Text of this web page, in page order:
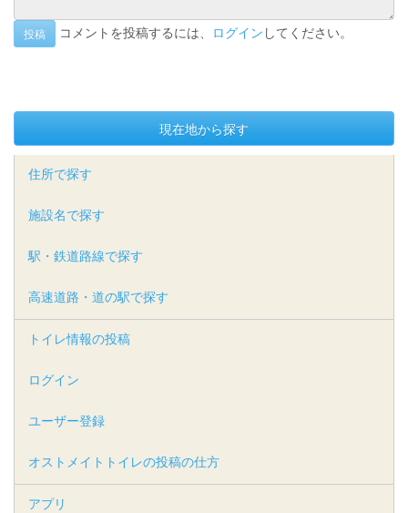
投稿 コメントを投稿するには、 ログイン してください。
現在地から探す
住所で探す
施設名で探す
駅・鉄道路線で探す
高速道路・道の駅で探す
トイレ情報の投稿
ログイン
ユーザー登録
オストメイトトイレの投稿の仕方
アプリ